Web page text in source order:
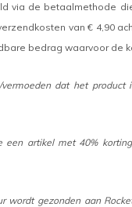
via de betaalmethode
van € 4,90
bedrag waarvoor de
dat het
artikel met 40%
gezonden aan